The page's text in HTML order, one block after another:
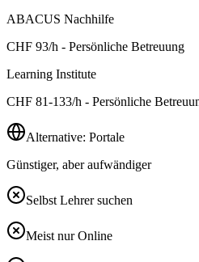
ABACUS Nachhilfe
CHF 93/h - Persönliche Betreuung
Learning Institute
CHF 81-133/h - Persönliche
Alternative: Portale
Günstiger, aber aufwändiger
Selbst Lehrer suchen
Meist nur Online